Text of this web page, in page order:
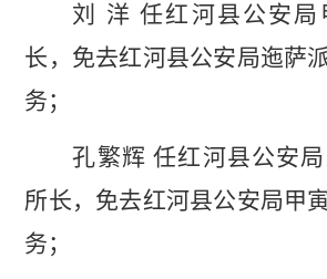
刘 洋 任红河县公安局
长，免去红河县公安局迤萨
务；
孔繁辉 任红河县公安
所长，免去红河县公安局甲
务；